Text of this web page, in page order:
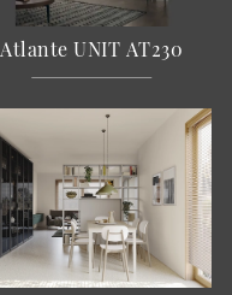
Atlante UNIT AT230